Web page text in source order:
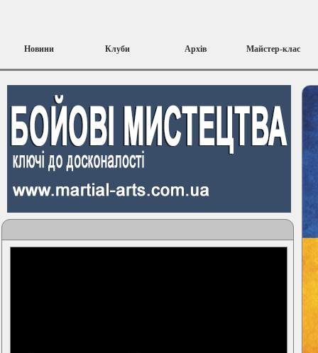
Новини Клуби Архів Майстер-клас